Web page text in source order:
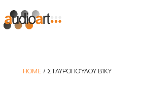
HOME / ΣΤΑΥΡΟΠΟΎΛΟΥ ΒΊΚΥ